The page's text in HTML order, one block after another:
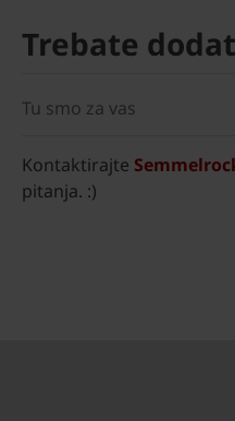
Trebate
Tu smo za vas
Kontaktirajte
pitanja. :)